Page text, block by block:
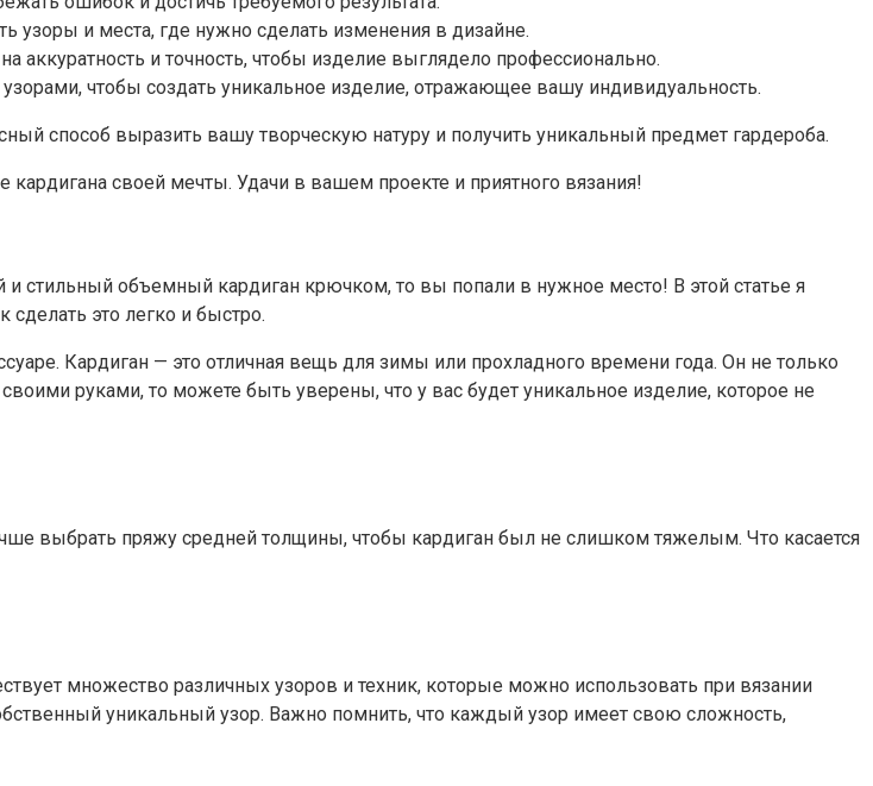
и места, где нужно сделать изменения в дизайне.
аккуратность и точность, чтобы изделие выглядело профессионально.
чтобы создать уникальное изделие, отражающее вашу индивидуальность.
способ выразить вашу творческую натуру и получить уникальный предмет гардероба.
кардигана своей мечты. Удачи в вашем проекте и приятного вязания!
стильный объемный кардиган крючком, то вы попали в нужное место! В этой статье я
это легко и быстро.
Кардиган — это отличная вещь для зимы или прохладного времени года. Он не только
руками, то можете быть уверены, что у вас будет уникальное изделие, которое не
выбрать пряжу средней толщины, чтобы кардиган был не слишком тяжелым. Что касается
множество различных узоров и техник, которые можно использовать при вязании
уникальный узор. Важно помнить, что каждый узор имеет свою сложность,